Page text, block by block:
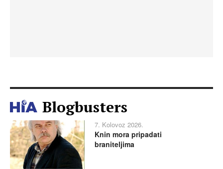
Blogbusters
7. Kolovoz 2026.
Knin mora pripadati
braniteljima